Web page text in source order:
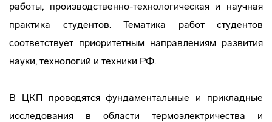
работы, производственно-технологическая и научная
практика студентов. Тематика работ студентов
соответствует приоритетным направлениям развития
науки, технологий и техники РФ.
В ЦКП проводятся фундаментальные и прикладные
исследования в области термоэлектричества и